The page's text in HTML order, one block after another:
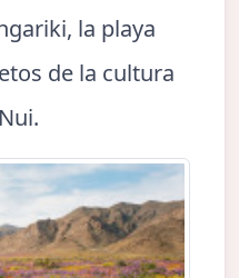
la playa
de la cultura